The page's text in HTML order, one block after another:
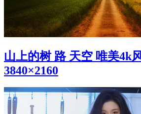
山上的树 路 天空 唯美4k
3840×2160